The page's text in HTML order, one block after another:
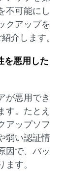
不可能にし
クアップを
介します。
を悪用した
が悪用でき
す。たとえ
アップソフ
弱い認証情
因で、バッ
す。